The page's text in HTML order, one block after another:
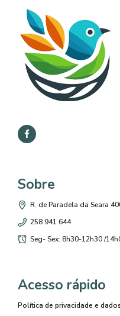
Sobre
R. de Paradela da Seara
258 941 644
Seg- Sex: 8h30-12h30 /
Acesso rápido
Política de privacidade e dados